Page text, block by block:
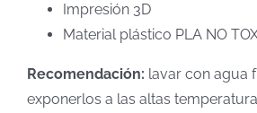
Impresión 3D
Material plástico PLA NO
Recomendación: lavar con agua
exponerlos a las altas